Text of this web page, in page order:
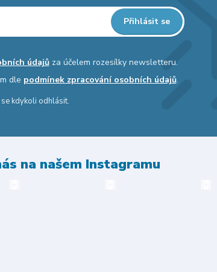
Přihlásit se
údajůza účelem rozesílky newsletteru.
dle podmínek zpracování osobních údajů.
se kdykoli odhlásit.
na našem Instagramu